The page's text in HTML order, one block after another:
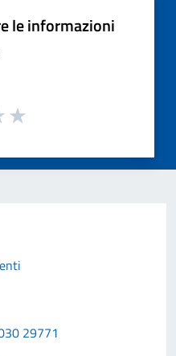
le informazioni
29771